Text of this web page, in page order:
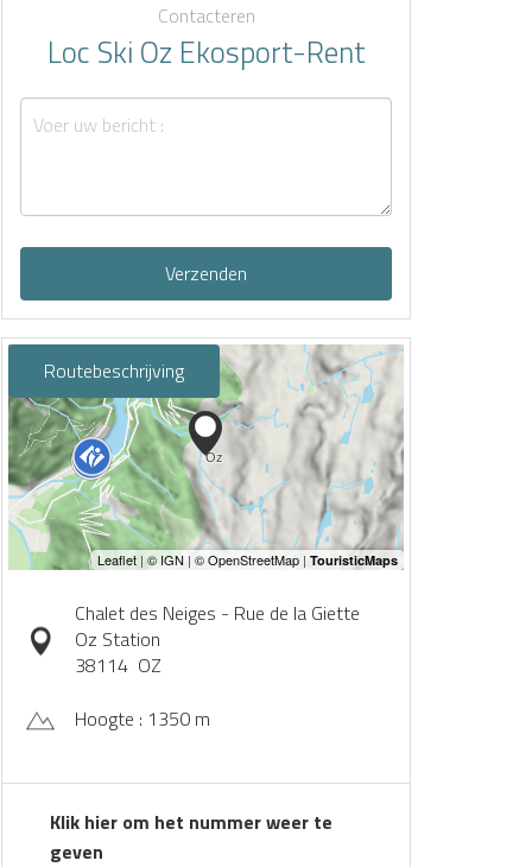
Contacteren
Loc Ski Oz Ekosport-Rent
Verzenden
Routebeschrijving
Chalet des Neiges - Rue de la Giette
Oz Station
38114 OZ
Hoogte : 1350 m
Klik hier om het nummer weer te
geven